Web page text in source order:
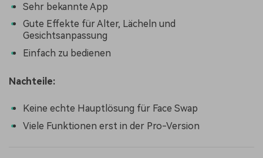
Sehr bekannte App
Gute Effekte für Alter, Lächeln und
Gesichtsanpassung
Einfach zu bedienen
Nachteile:
Keine echte Hauptlösung für Face Swap
Viele Funktionen erst in der Pro-Version